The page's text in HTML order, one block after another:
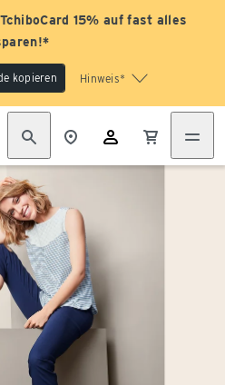
15% auf fast alles
kopieren Hinweis*